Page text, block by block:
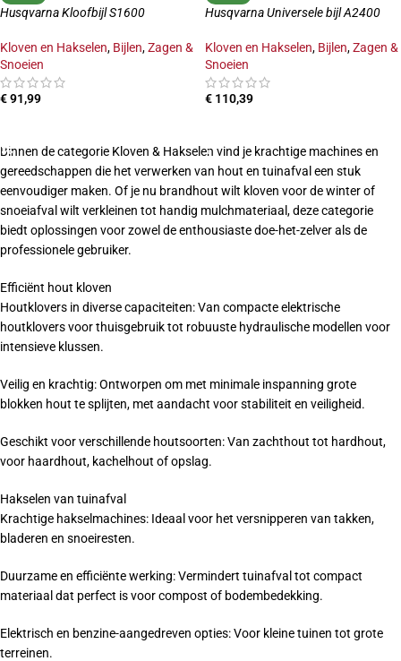
Husqvarna Kloofbijl S1600
Kloven en Hakselen, Bijlen,Zagen &
Snoeien
€91,99
Husqvarna Universele bijl A2400
Kloven en Hakselen, Bijlen,Zagen &
Snoeien
€ 110,39
Binnen de categorie Kloven & Hakselen vind je krachtige machines en
gereedschappen die het verwerken van hout en tuinafval een stuk
eenvoudiger maken. Of je nu brandhout wilt kloven voor de winter of
snoeiafval wilt verkleinen tot handig mulchmateriaal, deze categorie
biedt oplossingen voor zowel de enthousiaste doe-het-zelver als de
professionele gebruiker.
Efficiënt hout kloven
Houtklovers in diverse capaciteiten: Van compacte elektrische
houtklovers voor thuisgebruik tot robuuste hydraulische modellen voor
intensieve klussen.
Veilig en krachtig: Ontworpen om met minimale inspanning grote
blokken hout te splijten, met aandacht voor stabiliteit en veiligheid.
Geschikt voor verschillende houtsoorten: Van zachthout tot hardhout,
voor haardhout, kachelhout of opslag.
Hakselen van tuinafval
Krachtige hakselmachines: Ideaal voor het versnipperen van takken,
bladeren en snoeiresten.
Duurzame en efficiënte werking: Vermindert tuinafval tot compact
materiaal dat perfect is voor compost of bodembedekking.
Elektrisch en benzine-aangedreven opties: Voor kleine tuinen tot grote
terreinen.